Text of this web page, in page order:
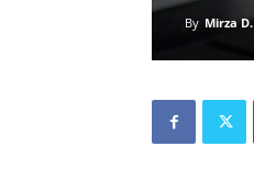
By Mirza D.